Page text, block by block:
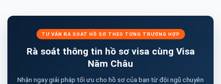
TƯ VẤN RÀ SOÁT HỒ SƠ THEO TỪNG TRƯỜNG HỢP
Rà soát thông tin hồ sơ visa cùng Visa
Năm Châu
Nhận ngay giải pháp tối ưu cho hồ sơ của bạn từ đội ngũ chuyên